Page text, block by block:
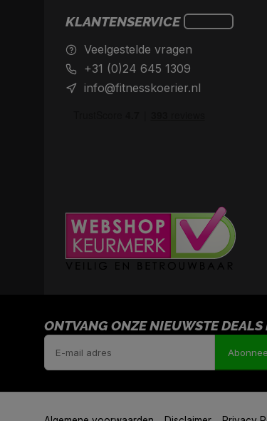
KLANTENSERVICE
Veelgestelde vragen
+31 (0)24 645 1309
info@fitnesskoerier.nl
ONTVANG ONZE NIEUWSTE